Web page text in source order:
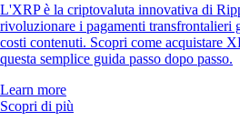
L'XRP è la criptovaluta innovativa di
rivoluzionare i pagamenti transfrontalieri
costi contenuti. Scopri come acquistare
questa semplice guida passo dopo passo.
Learn more
Scopri di più